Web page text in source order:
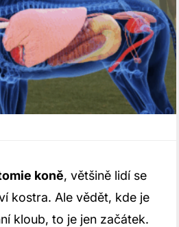
koně, většině lidí se
kostra. Ale vědět, kde je
kloub, to je jen začátek.